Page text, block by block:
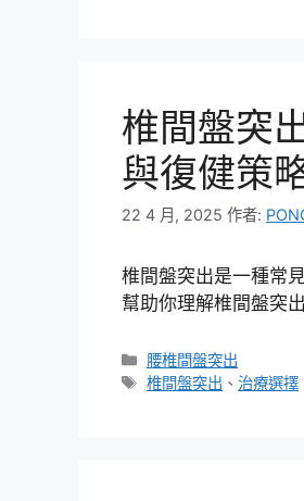
椎間盤突
與復健策
22 4 月, 2025 作者:
椎間盤突出是一種常
幫助你理解椎間盤突
分
類
腰椎間盤突出
標
椎間盤突出 、治療選擇